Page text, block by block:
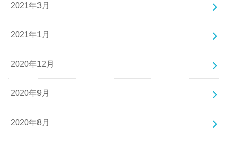
2021年3月
2021年1月
2020年12月
2020年9月
2020年8月